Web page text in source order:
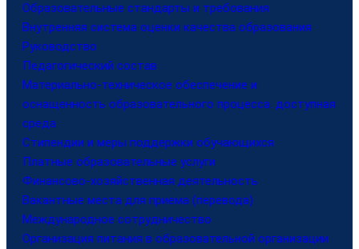
Образовательные стандарты и требования
Внутренняя система оценки качества образования
Руководство
Педагогический состав
Материально-техническое обеспечение и
оснащенность образовательного процесса. доступная
среда
Стипендии и меры поддержки обучающихся
Платные образовательные услуги
Финансово-хозяйственная деятельность
Вакантные места для приема (перевода)
Международное сотрудничество
Организация питания в образовательной организации